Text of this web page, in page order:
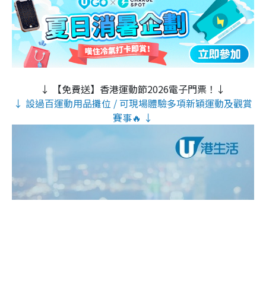
↓ 【免費送】香港運動節2026電子門票！↓
↓ 設過百運動用品攤位 / 可現場體驗多項新穎運動及觀賞
賽事🔥 ↓